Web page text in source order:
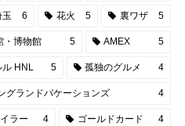
玉 6 花火 5 裏ワザ 5
・博物館 5 AMEX 5
ル HNL 5 孤独のグルメ 4
グランドバケーションズ 4
ラー 4 ゴールドカード 4